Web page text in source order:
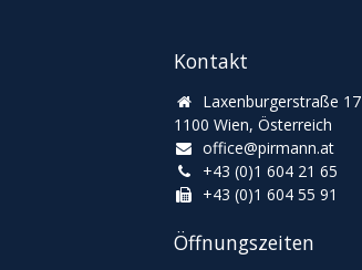
Kontakt
Laxenburgerstraße 17
1100 Wien, Österreich
office@pirmann.at
+43 (0)1 604 21 65
+43 (0)1 604 55 91
Öffnungszeiten